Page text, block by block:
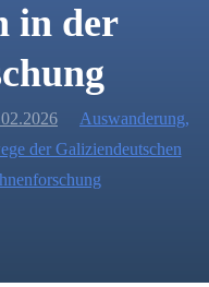
in der
Auswanderung,
der Galiziendeutschen